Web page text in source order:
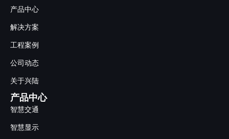
产品中心
解决方案
工程案例
公司动态
关于兴陆
产品中心
智慧交通
智慧显示